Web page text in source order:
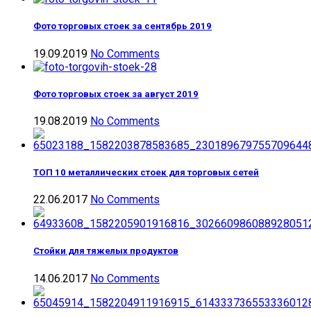
Фото торговых стоек за сентябрь 2019
19.09.2019 No Comments
Фото торговых стоек за август 2019
19.08.2019 No Comments
ТОП 10 металлических стоек для торговых сетей
22.06.2017 No Comments
Стойки для тяжелых продуктов
14.06.2017 No Comments